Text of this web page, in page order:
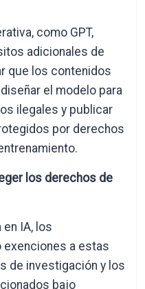
como GPT,
adicionales de
que los contenidos
el modelo para
ilegales y publicar
por derechos
los derechos de
IA, los
exenciones a estas
de investigación y los
bajo